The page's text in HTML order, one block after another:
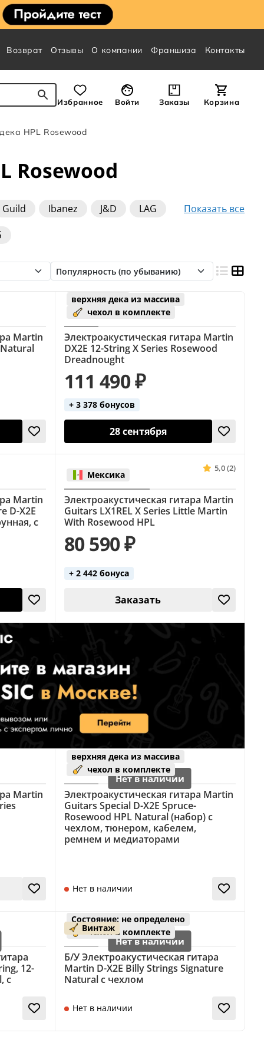
Возврат Отзывы О компании Франшиза Контакты
Избранное Войти Заказы Корзина
HPL Rosewood
Rosewood
Показать все
Guild Ibanez J&D
LAG
Martin
Электроакустическая гитара Martin
DX2E 12-String X Series Rosewood
Dreadnought
верхняя дека из массива
чехол в комплекте
111 490 ₽
+ 3 378 бонусов
28 сентября
Martin
D-X2E
с
5,0 (2)
Электроакустическая гитара Martin
Guitars LX1REL X Series Little Martin
With Rosewood HPL
Мексика
80 590 ₽
+ 2 442 бонуса
Заказать
Martin
Электроакустическая гитара Martin
Guitars Special D-X2E Spruce-
Rosewood HPL Natural (набор) с
чехлом, тюнером, кабелем,
ремнем и медиаторами
верхняя дека из массива
чехол в комплекте
Нет в наличии
12-
с
Винтаж
Б/У Электроакустическая гитара
Martin D-X2E Billy Strings Signature
Natural с чехлом
Состояние: не определено
чехол в комплекте
Нет в наличии